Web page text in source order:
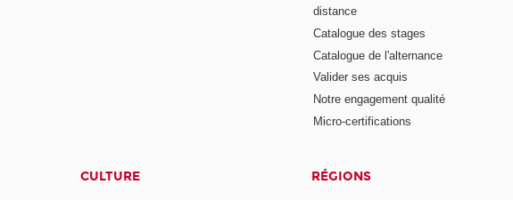
distance
Catalogue des stages
Catalogue de l'alternance
Valider ses acquis
Notre engagement qualité
Micro-certifications
CULTURE RÉGIONS